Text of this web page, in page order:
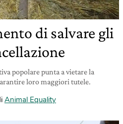
di salvare gli
popolare punta a vietare la
loro maggiori tutele.
Animal Equality